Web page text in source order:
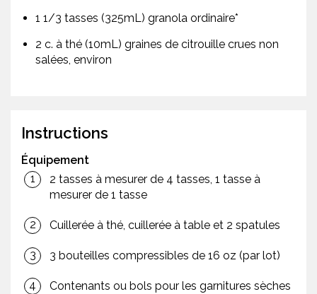
1 1/3 tasses (325mL) granola ordinaire*
2 c. à thé (10mL) graines de citrouille crues non
salées, environ
Instructions
Équipement
2 tasses à mesurer de 4 tasses, 1 tasse à
mesurer de 1 tasse
Cuillerée à thé, cuillerée à table et 2 spatules
3 bouteilles compressibles de 16 oz (par lot)
Contenants ou bols pour les garnitures sèches